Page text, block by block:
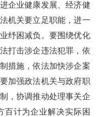
企业健康发展、经济健
机关要立足职能，进一
纾困减负。要围绕优化
打击涉企违法犯罪，依
措施，依法加快涉企案
加强政法机关与政府职
，协调推动处理事关企
百计为企业解决实际困